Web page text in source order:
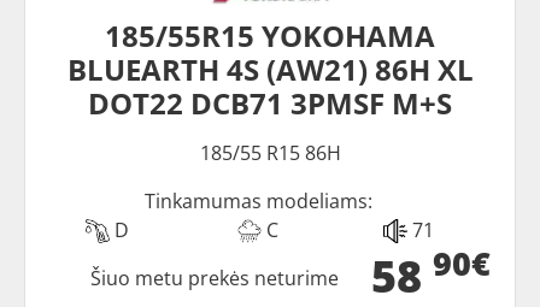
185/55R15 YOKOHAMA
BLUEARTH 4S (AW21) 86H XL
DOT22 DCB71 3PMSF M+S
185/55 R15 86H
Tinkamumas modeliams:
D
C 71
58 90€
Šiuo metu prekės neturime